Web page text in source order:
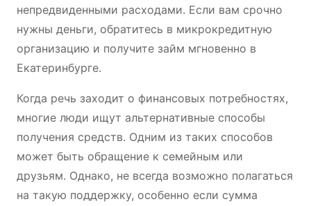
непредвиденными расходами. Если вам срочно
нужны деньги, обратитесь в микрокредитную
организацию и получите займ мгновенно в
Екатеринбурге.
Когда речь заходит о финансовых потребностях,
многие люди ищут альтернативные способы
получения средств. Одним из таких способов
может быть обращение к семейным или
друзьям. Однако, не всегда возможно полагаться
на такую поддержку, особенно если сумма